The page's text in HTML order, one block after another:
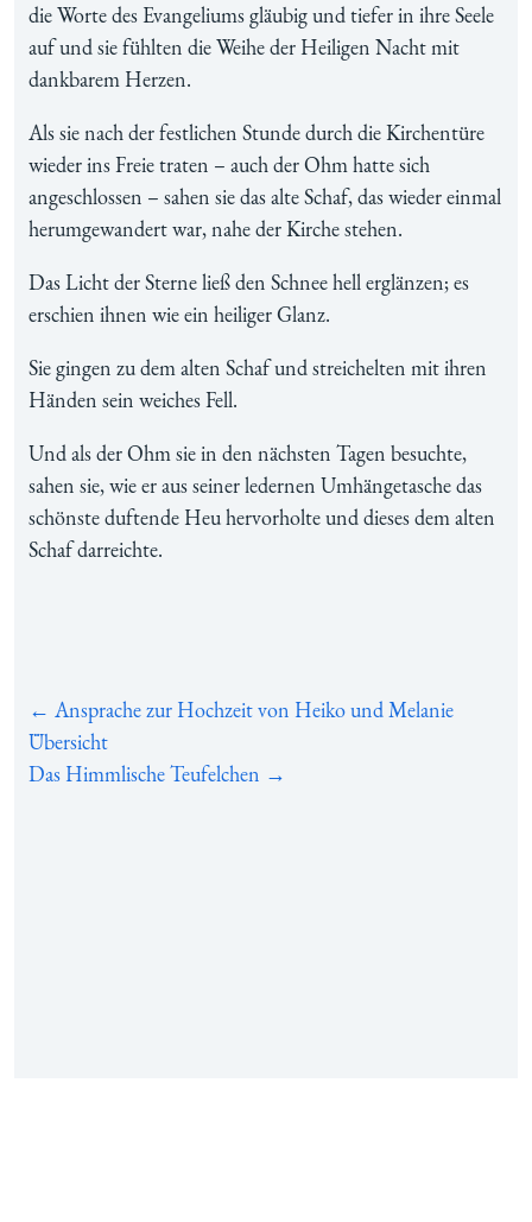
die Worte des Evangeliums gläubig und tiefer in ihre Seele
auf und sie fühlten die Weihe der Heiligen Nacht mit
dankbarem Herzen.
Als sie nach der festlichen Stunde durch die Kirchentüre
wieder ins Freie traten – auch der Ohm hatte sich
angeschlossen – sahen sie das alte Schaf, das wieder einmal
herumgewandert war, nahe der Kirche stehen.
Das Licht der Sterne ließ den Schnee hell erglänzen; es
erschien ihnen wie ein heiliger Glanz.
Sie gingen zu dem alten Schaf und streichelten mit ihren
Händen sein weiches Fell.
Und als der Ohm sie in den nächsten Tagen besuchte,
sahen sie, wie er aus seiner ledernen Umhängetasche das
schönste duftende Heu hervorholte und dieses dem alten
Schaf darreichte.
← Ansprache zur Hochzeit von Heiko und Melanie
Übersicht
Das Himmlische Teufelchen →